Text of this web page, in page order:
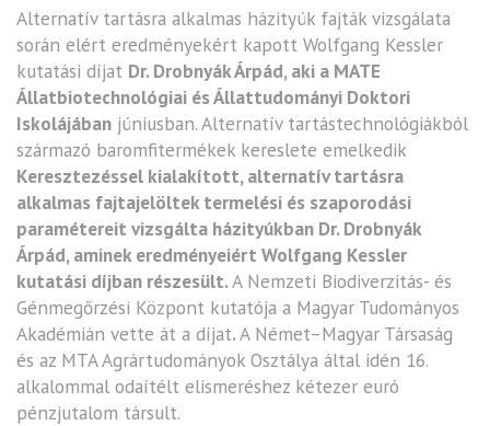
Alternatív tartásra alkalmas házityúk fajták vizsgálata
során elért eredményekért kapott Wolfgang Kessler
kutatási díjat Dr. Drobnyák Árpád, aki a MATE
Állatbiotechnológiai és Állattudományi Doktori
Iskolájában júniusban. Alternatív tartástechnológiákból
származó baromfitermékek kereslete emelkedik
Keresztezéssel kialakított, alternatív tartásra
alkalmas fajtajelöltek termelési és szaporodási
paramétereit vizsgálta házityúkban Dr. Drobnyák
Árpád, aminek eredményeiért Wolfgang Kessler
kutatási díjban részesült.A Nemzeti Biodiverzitás- és
Génmegőrzési Központ kutatója a Magyar Tudományos
Akadémián vette át a díjat.A Német–Magyar Társaság
és az MTA Agrártudományok Osztálya által idén 16.
alkalommal odaítélt elismeréshez kétezer euró
pénzjutalom társult.